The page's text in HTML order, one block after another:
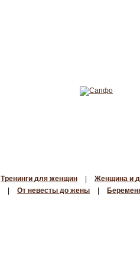
Тренинги для женщин Женщина и
От невесты до жены